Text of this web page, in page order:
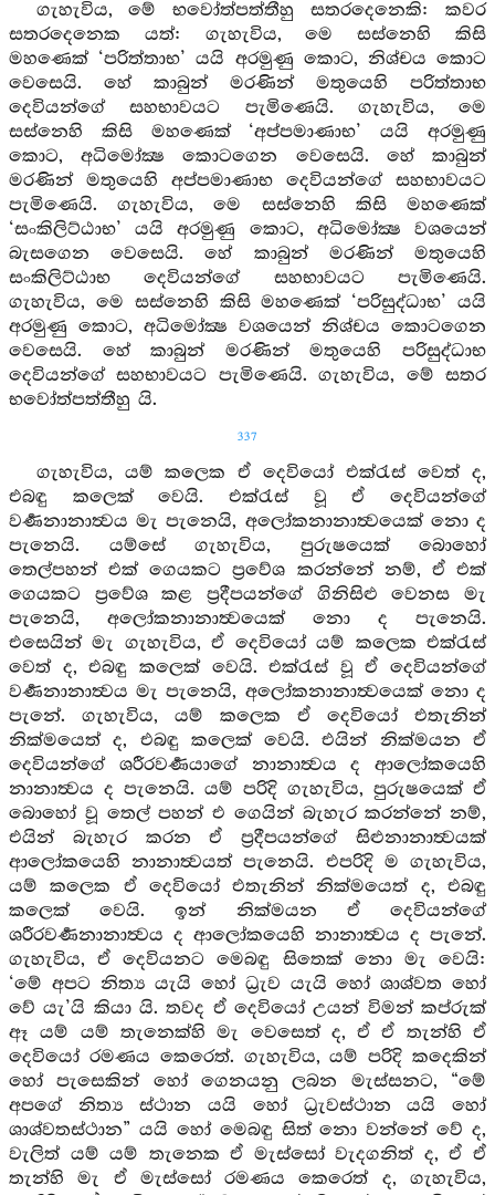
ගැහැවිය, මේ භවෝත්පත්තීහු සතරදෙනෙකි: කවර
සතරදෙනෙක යත්: ගැහැවිය, මෙ සස්නෙහි කිසි
මහණෙක් ‘පරිත්තාභ’ යයි අරමුණු කොට, නිශ්චය කොට
වෙසෙයි. හේ කාබුන් මරණින් මතුයෙහි පරිත්තාභ
දෙවියන්ගේ සහභාවයට පැමිණෙයි. ගැහැවිය, මෙ
සස්නෙහි කිසි මහණෙක් ‘අප්පමාණාභ’ යයි අරමුණු
කොට, අධිමෝක්‍ෂ කොටගෙන වෙසෙයි. හේ කාබුන්
මරණින් මතුයෙහි අප්පමාණාභ දෙවියන්ගේ සහභාවයට
පැමිණෙයි. ගැහැවිය, මෙ සස්නෙහි කිසි මහණෙක්
‘සංකිලිට්ඨාභ’ යයි අරමුණු කොට, අධිමෝක්‍ෂ වශයෙන්
බැසගෙන වෙසෙයි. හේ කාබුන් මරණින් මතුයෙහි
සංකිලිට්ඨාභ දෙවියන්ගේ සහභාවයට පැමිණෙයි.
ගැහැවිය, මෙ සස්නෙහි කිසි මහණෙක් ‘පරිසුද්ධාභ’ යයි
අරමුණු කොට, අධිමෝක්‍ෂ වශයෙන් නිශ්චය කොටගෙන
වෙසෙයි. හේ කාබුන් මරණින් මතුයෙහි පරිසුද්ධාභ
දෙවියන්ගේ සහභාවයට පැමිණෙයි. ගැහැවිය, මේ සතර
භවෝත්පත්තීහු යි.
337
ගැහැවිය, යම් කලෙක ඒ දෙවියෝ එක්රැස් වෙත් ද,
එබඳු කලෙක් වෙයි. එක්රැස් වූ ඒ දෙවියන්ගේ
වර්‍ණනානාත්‍වය මැ පැනෙයි, අලෝකනානාත්‍වයෙක් නො ද
පැනෙයි. යම්සේ ගැහැවිය, පුරුෂයෙක් බොහෝ
තෙල්පහන් එක් ගෙයකට ප්‍රවේශ කරන්නේ නම්, ඒ එක්
ගෙයකට ප්‍රවේශ කළ ප්‍රදීපයන්ගේ ගිනිසිළු වෙනස මැ
පැනෙයි, අලෝකනානාත්‍වයෙක් නො ද පැනෙයි.
එසෙයින් මැ ගැහැවිය, ඒ දෙවියෝ යම් කලෙක එක්රැස්
වෙත් ද, එබඳු කලෙක් වෙයි. එක්රැස් වූ ඒ දෙවියන්ගේ
වර්‍ණනානාත්‍වය මැ පැනෙයි, අලෝකනානාත්‍වයෙක් නො ද
පැනේ. ගැහැවිය, යම් කලෙක ඒ දෙවියෝ එතැනින්
නික්මයෙත් ද, එබඳු කලෙක් වෙයි. එයින් නික්මයන ඒ
දෙවියන්ගේ ශරීරවර්‍ණයාගේ නානාත්‍වය ද ආලෝකයෙහි
නානාත්‍වය ද පැනෙයි. යම් පරිදි ගැහැවිය, පුරුෂයෙක් ඒ
බොහෝ වූ තෙල් පහන් එ ගෙයින් බැහැර කරන්නේ නම්,
එයින් බැහැර කරන ඒ ප්‍රදීපයන්ගේ සිළුනානාත්‍වයක්
ආලෝකයෙහි නානාත්‍වයත් පැනෙයි. එපරිදි ම ගැහැවිය,
යම් කලෙක ඒ දෙවියෝ එතැනින් නික්මයෙත් ද, එබඳු
කලෙක් වෙයි. ඉන් නික්මයන ඒ දෙවියන්ගේ
ශරීරවර්‍ණනානාත්‍වය ද ආලෝකයෙහි නානාත්‍වය ද පැනේ.
ගැහැවිය, ඒ දෙවියනට මෙබඳු සිතෙක් නො මැ වෙයි:
‘මේ අපට නිත්‍ය යැයි හෝ ධ්‍රැව යැයි හෝ ශාශ්වත හෝ
වේ යැ’යි කියා යි. තවද ඒ දෙවියෝ උයන් විමන් කප්රුක්
ඈ යම් යම් තැනෙක්හි මැ වෙසෙත් ද, ඒ ඒ තැන්හි ඒ
දෙවියෝ රමණය කෙරෙත්. ගැහැවිය, යම් පරිදි කදෙකින්
හෝ පැසෙකින් හෝ ගෙනයනු ලබන මැස්සනට, “මේ
අපගේ නිත්‍ය ස්ථාන යයි හෝ ධ්‍රැවස්ථාන යයි හෝ
ශාශ්වතස්ථාන” යයි හෝ මෙබඳු සිත් නො වන්නේ වේ ද,
වැලිත් යම් යම් තැනෙක ඒ මැස්සෝ වැදගනිත් ද, ඒ ඒ
තැන්හි මැ ඒ මැස්සෝ රමණය කෙරෙත් ද, ගැහැවිය,